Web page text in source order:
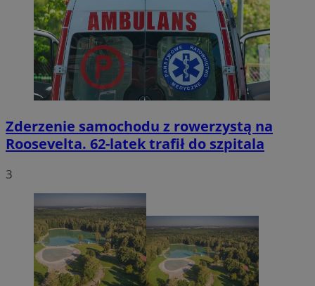
Zderzenie samochodu z rowerzystą na
Roosevelta. 62-latek trafił do szpitala
3